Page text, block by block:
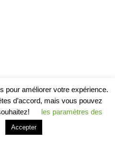
pour améliorer votre expérience.
d’accord, mais vous pouvez
les paramètres des
Accepter